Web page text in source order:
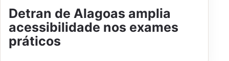
Detran de Alagoas amplia
acessibilidade nos exames
práticos